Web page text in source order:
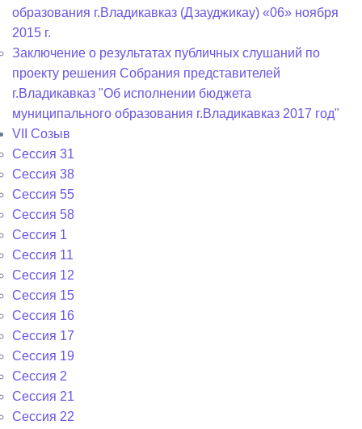
образования г.Владикавказ (Дзауджикау) «06» ноября
2015 г.
Заключение о результатах публичных слушаний по
проекту решения Собрания представителей
г.Владикавказ "Об исполнении бюджета
муниципального образования г.Владикавказ 2017 год"
VII Созыв
Сессия 31
Сессия 38
Сессия 55
Сессия 58
Сессия 1
Сессия 11
Сессия 12
Сессия 15
Сессия 16
Сессия 17
Сессия 19
Сессия 2
Сессия 21
Сессия 22